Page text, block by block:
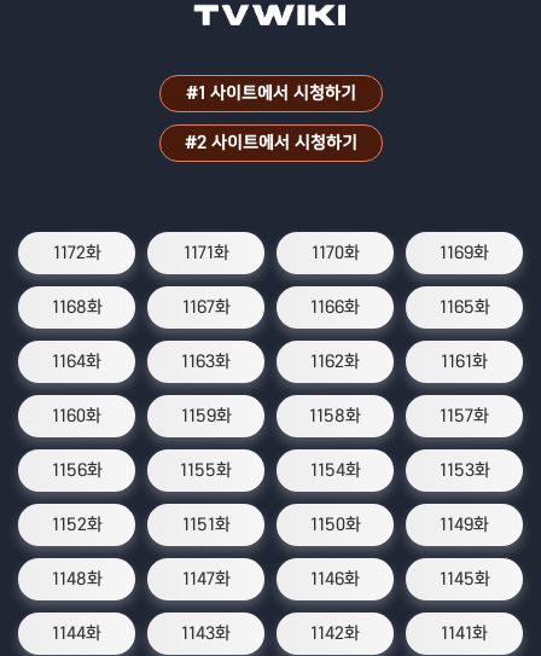
#1 사이트에서 시청하기
#2 사이트에서 시청하기
1172화 1171화 1170화 1169화
1168화 1167화 1166화 1165화
1164화 1163화 1162화 1161화
1160화 1159화 1158화 1157화
1156화 1155화 1154화 1153화
1152화 1151화 1150화 1149화
1148화 1147화 1146화 1145화
1144화 1143화 1142화 1141화